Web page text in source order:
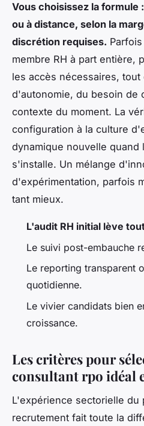
Vous choisissez la formule
ou à distance, selon la
discrétion requises.
membre RH à part entière,
les accès nécessaires,
d'autonomie, du besoin de
contexte du moment. La
configuration à la culture
dynamique nouvelle quand
s'installe. Un mélange
d'expérimentation, parfois
tant mieux.
L'audit RH initial lève
Le suivi post-embauche
Le reporting transparent
quotidienne.
Le vivier candidats bien
croissance.
Les critères pour
consultant rpo idéal
L'expérience sectorielle du
recrutement fait toute la